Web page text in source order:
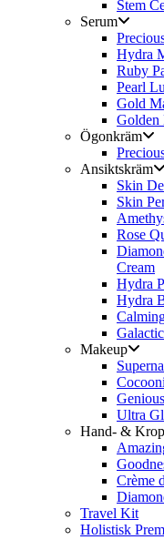
Stem
Serum
Hydra
Ruby
Pearl
Gold
Golden
Ögonkräm
Ansiktskräm
Skin
Skin
Rose
Cream
Hydra
Hydra
Makeup
Ultra
Hand- &
Crème
Travel Kit
Holistisk